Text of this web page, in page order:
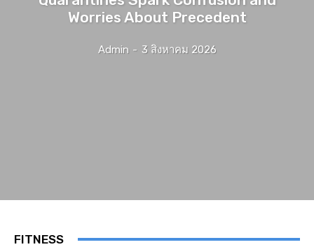
Worries About Precedent
Admin - 3 สิงหาคม 2026
FITNESS